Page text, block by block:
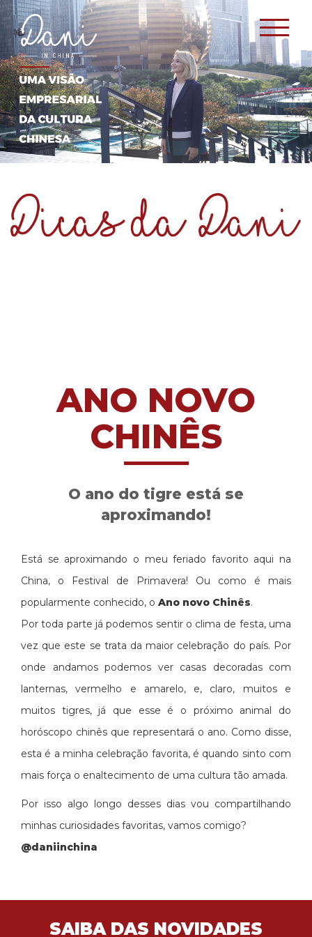
ANO NOVO
CHINÊS
O ano do tigre está se
aproximando!
Está se aproximando o meu feriado favorito aqui na
China, o Festival de Primavera! Ou como é mais
popularmente conhecido, o Ano novo Chinês.
Por toda parte já podemos sentir o clima de festa, uma
vez que este se trata da maior celebração do país. Por
onde andamos podemos ver casas decoradas com
lanternas, vermelho e amarelo, e, claro, muitos e
muitos tigres, já que esse é o próximo animal do
horóscopo chinês que representará o ano. Como disse,
esta é a minha celebração favorita, é quando sinto com
mais força o enaltecimento de uma cultura tão amada.
Por isso algo longo desses dias vou compartilhando
minhas curiosidades favoritas, vamos comigo?
@daniinchina
SAIBA DAS NOVIDADES